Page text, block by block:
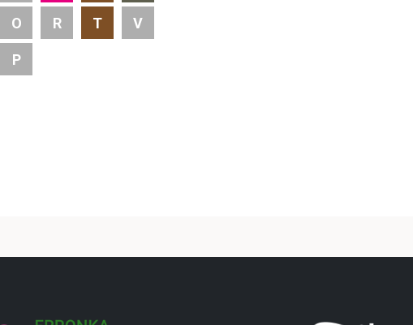
O
P
R T V